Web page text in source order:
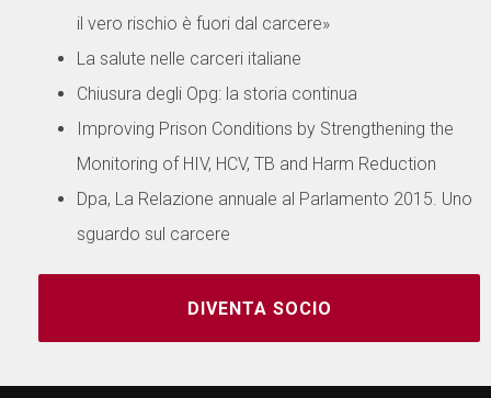
il vero rischio è fuori dal carcere»
La salute nelle carceri italiane
Chiusura degli Opg: la storia continua
Improving Prison Conditions by Strengthening the
Monitoring of HIV, HCV, TB and Harm Reduction
Dpa, La Relazione annuale al Parlamento 2015. Uno
sguardo sul carcere
DIVENTA SOCIO